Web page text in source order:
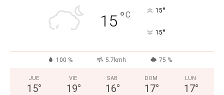
15 °C 15°
15°
100 % 5.7kmh 75 %
JUE
15°
VIE
19°
SAB
16°
DOM
17°
LUN
17°